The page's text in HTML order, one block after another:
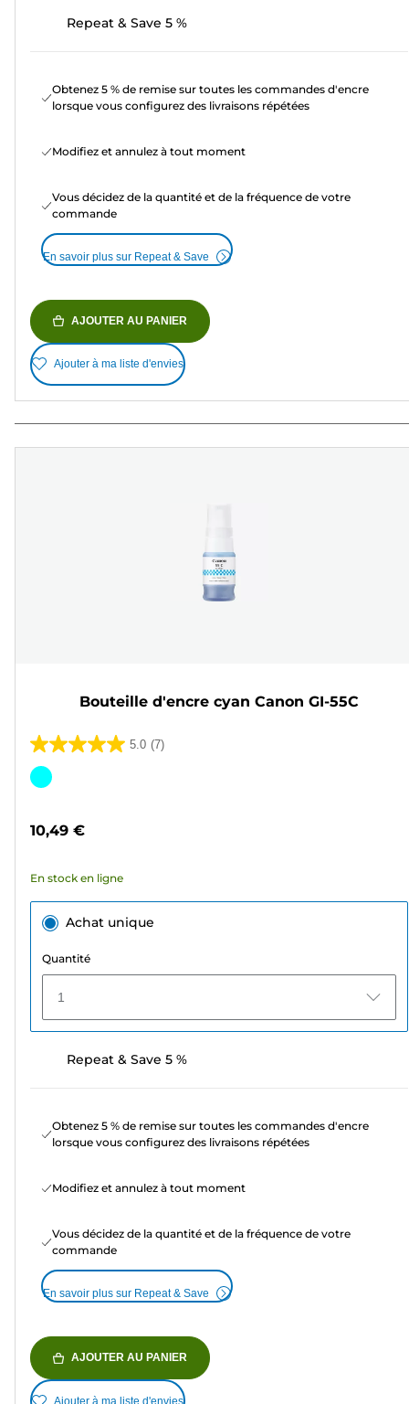
Repeat & Save 5 %
Obtenez 5 % de remise sur toutes les commandes d'encre
lorsque vous configurez des livraisons répétées
Modifiez et annulez à tout moment
Vous décidez de la quantité et de la fréquence de votre
commande
En savoir plus sur Repeat & Save
AJOUTER AU PANIER
Ajouter à ma liste d'envies
Bouteille d'encre cyan Canon GI-55C
5.0 (7)
5.0
sur
Cartouche
10,49 €
En stock en ligne
Achat unique
Quantité
1
Repeat & Save 5 %
Obtenez 5 % de remise sur toutes les commandes d'encre
lorsque vous configurez des livraisons répétées
Modifiez et annulez à tout moment
Vous décidez de la quantité et de la fréquence de votre
commande
En savoir plus sur Repeat & Save
AJOUTER AU PANIER
Ajouter à ma liste d'envies